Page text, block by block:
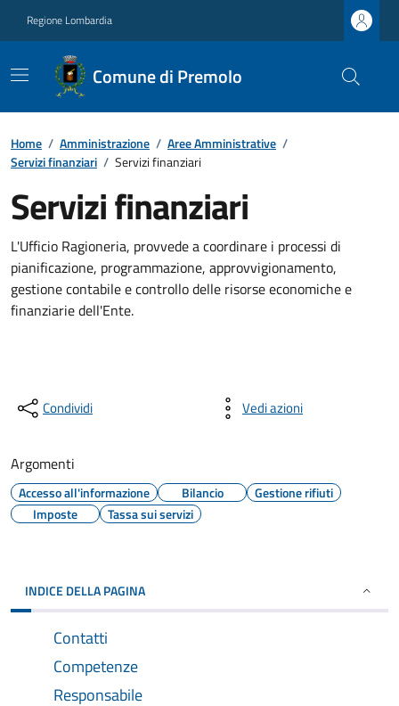
Regione Lombardia
Comune di Premolo
Home / Amministrazione / Aree Amministrative /
Servizi finanziari / Servizi finanziari
Servizi finanziari
L'Ufficio Ragioneria, provvede a coordinare i processi di
pianificazione, programmazione, approvvigionamento,
gestione contabile e controllo delle risorse economiche e
finanziarie dell'Ente.
Condividi Vedi azioni
Argomenti
Accesso all'informazione Bilancio
Gestione rifiuti
Imposte
Tassa sui servizi
INDICE DELLA PAGINA
Contatti
Competenze
Responsabile